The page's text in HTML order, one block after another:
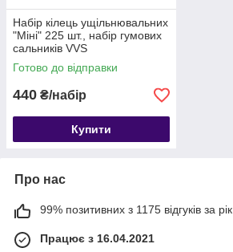
Набір кілець ущільнювальних
"Міні" 225 шт., набір гумових
сальників VVS
Готово до відправки
440 ₴/набір
Купити
Про нас
99% позитивних з 1175 відгуків за рік
Працює з 16.04.2021